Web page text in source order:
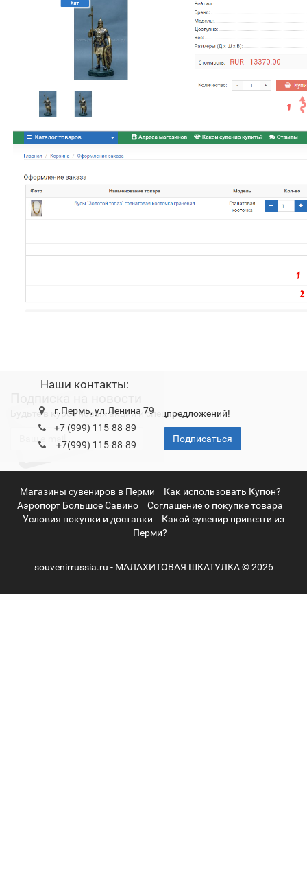
Наши контакты:
г.Пермь, ул.Ленина 79
+7 (999) 115-88-89
+7(999) 115-88-89
Подписка на новости
Будьте в курсе новых акций и спецпредложений!
Подписаться
Магазины сувениров в Перми
Как использовать Купон?
Аэропорт Большое Савино
Соглашение о покупке товара
Условия покупки и доставки
Какой сувенир привезти из
Перми?
souvenirrussia.ru - МАЛАХИТОВАЯ ШКАТУЛКА © 2026